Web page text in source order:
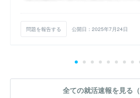
問題を報告する 公開日：2025年7月24日
全ての就活速報を見る（